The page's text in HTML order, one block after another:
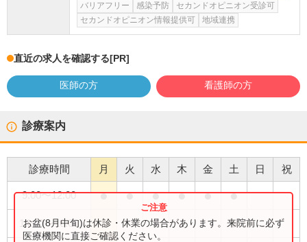
バリアフリー
感染予防
セカンドオピニオン受診可
セカンドオピニオン情報提供可
地域連携
直近の求人を確認する[PR]
医師の方 看護師の方
診療案内
診療時間 月 火 水 木 金 土 日 祝
9:00〜12:00 ● ● ● ● ● ●
14:00〜16:00 ●
お盆(8月中旬)は休診・休業の場合があります。来院前に必ず
医療機関に直接ご確認ください。